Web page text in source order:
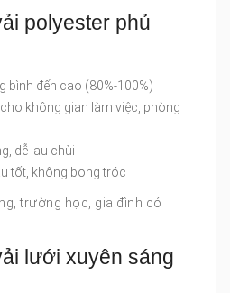
polyester phủ
bình đến cao (80%-100%)
không gian làm việc, phòng
dễ lau chùi
tốt, không bong tróc
trường học, gia đình có
lưới xuyên sáng